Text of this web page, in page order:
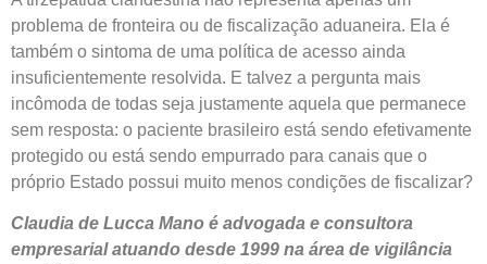
problema de fronteira ou de fiscalização aduaneira. Ela é
também o sintoma de uma política de acesso ainda
insuficientemente resolvida. E talvez a pergunta mais
incômoda de todas seja justamente aquela que permanece
sem resposta: o paciente brasileiro está sendo efetivamente
protegido ou está sendo empurrado para canais que o
próprio Estado possui muito menos condições de fiscalizar?
Claudia de Lucca Mano é advogada e consultora
empresarial atuando desde 1999 na área de vigilância